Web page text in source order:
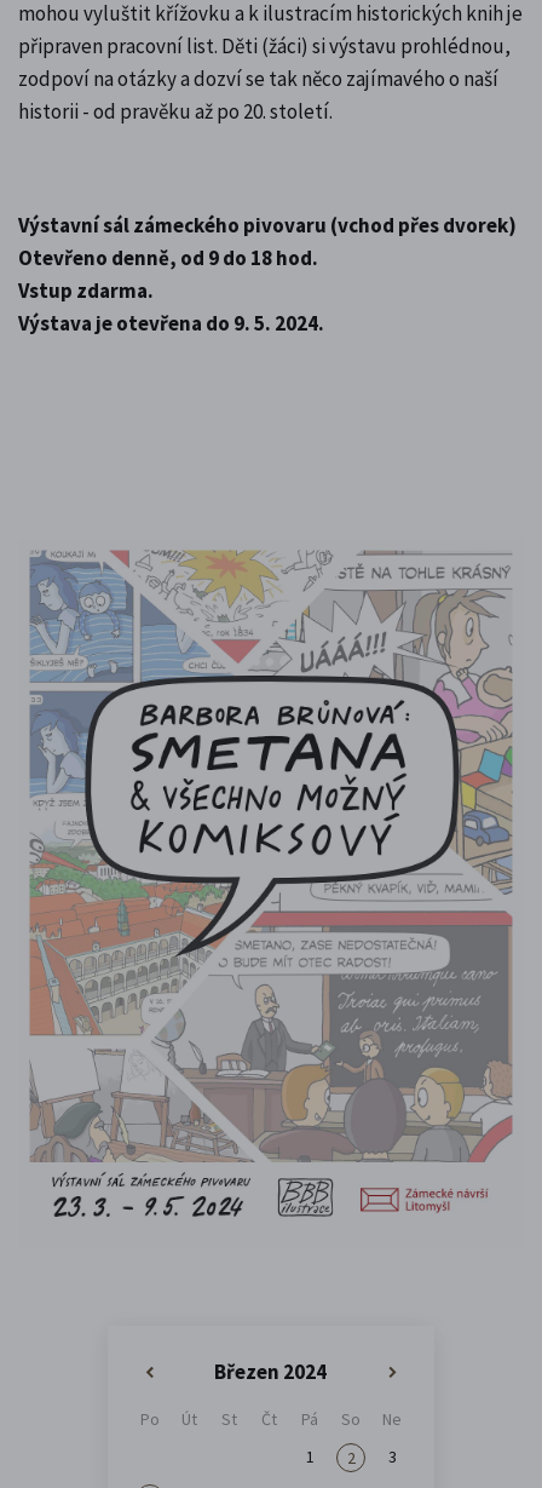
mohou vyluštit křížovku a k ilustracím historických knih je
připraven pracovní list. Děti (žáci) si výstavu prohlédnou,
zodpoví na otázky a dozví se tak něco zajímavého o naší
historii - od pravěku až po 20. století.
Výstavní sál zámeckého pivovaru (vchod přes dvorek)
Otevřeno denně, od 9 do 18 hod.
Vstup zdarma.
Výstava je otevřena do 9. 5. 2024.
Březen 2024
Po Út St Čt Pá So
Ne
1
2
3